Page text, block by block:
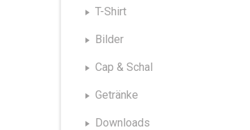
T-Shirt
Bilder
Cap & Schal
Getränke
Downloads